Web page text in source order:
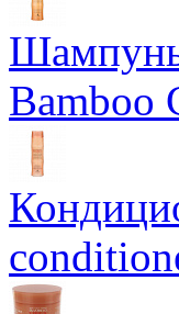
Шампунь
Bamboo